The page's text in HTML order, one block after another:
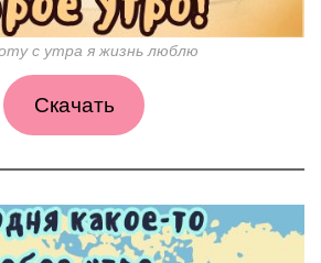
с утра я жизнь люблю
Скачать